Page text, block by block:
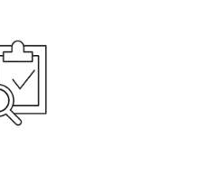
UND -GEWINDESCHNEIDEN